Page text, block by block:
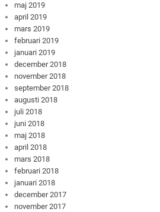
maj 2019
april 2019
mars 2019
februari 2019
januari 2019
december 2018
november 2018
september 2018
augusti 2018
juli 2018
juni 2018
maj 2018
april 2018
mars 2018
februari 2018
januari 2018
december 2017
november 2017